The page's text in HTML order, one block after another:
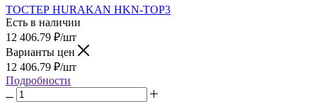
ТОСТЕР HURAKAN HKN-TOP3
Есть в наличии
12 406.79 ₽/шт
Варианты цен
12 406.79 ₽/шт
Подробности